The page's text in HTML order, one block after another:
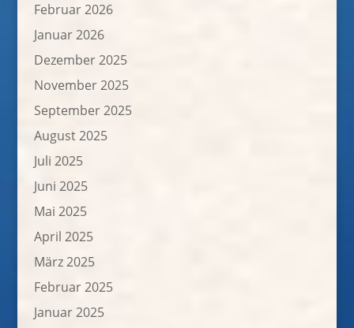
Februar 2026
Januar 2026
Dezember 2025
November 2025
September 2025
August 2025
Juli 2025
Juni 2025
Mai 2025
April 2025
März 2025
Februar 2025
Januar 2025